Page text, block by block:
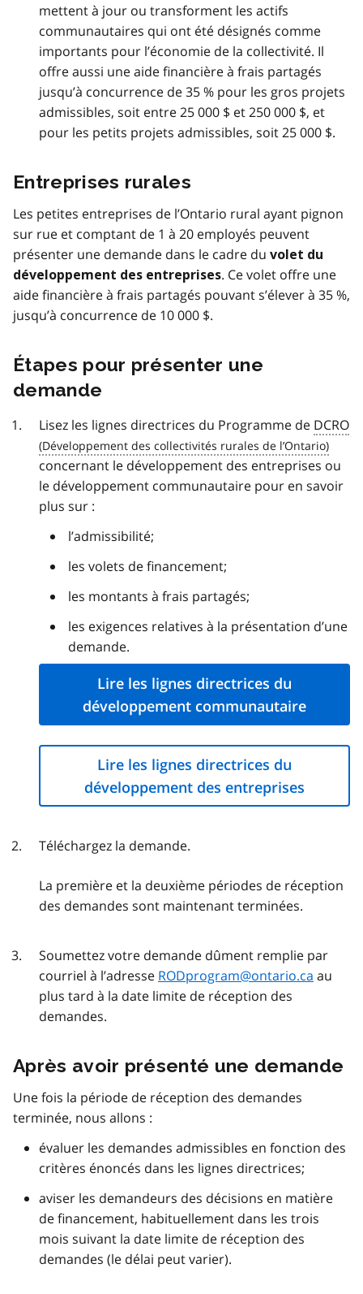
mettent à jour ou transforment les actifs
communautaires qui ont été désignés comme
importants pour l’économie de la collectivité. Il
offre aussi une aide financière à frais partagés
jusqu’à concurrence de 35 % pour les gros projets
admissibles, soit entre 25 000 $ et 250 000 $, et
pour les petits projets admissibles, soit 25 000 $.
Entreprises rurales
Les petites entreprises de l’Ontario rural ayant pignon
sur rue et comptant de 1 à 20 employés peuvent
présenter une demande dans le cadre du volet du
développement des entreprises. Ce volet offre une
aide financière à frais partagés pouvant s’élever à 35 %,
jusqu’à concurrence de 10 000 $.
Étapes pour présenter une
demande
Lisez les lignes directrices du Programme de DCRO
concernant le développement des entreprises ou
le développement communautaire pour en savoir
plus sur :
l’admissibilité;
les volets de financement;
les montants à frais partagés;
les exigences relatives à la présentation d’une
demande.
Lire les lignes directrices du
développement communautaire
Lire les lignes directrices du
développement des entreprises
Téléchargez la demande.
La première et la deuxième périodes de réception
des demandes sont maintenant terminées.
Soumettez votre demande dûment remplie par
courriel à l’adresse RODprogram@ontario.ca au
plus tard à la date limite de réception des
demandes.
Après avoir présenté une demande
Une fois la période de réception des demandes
terminée, nous allons :
évaluer les demandes admissibles en fonction des
critères énoncés dans les lignes directrices;
aviser les demandeurs des décisions en matière
de financement, habituellement dans les trois
mois suivant la date limite de réception des
demandes (le délai peut varier).